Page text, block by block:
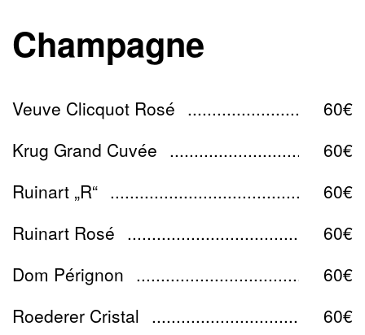
Champagne
Veuve Clicquot Rosé
60€
Krug Grand Cuvée
60€
Ruinart „R“
60€
Ruinart Rosé
60€
Dom Pérignon
60€
Roederer Cristal
60€